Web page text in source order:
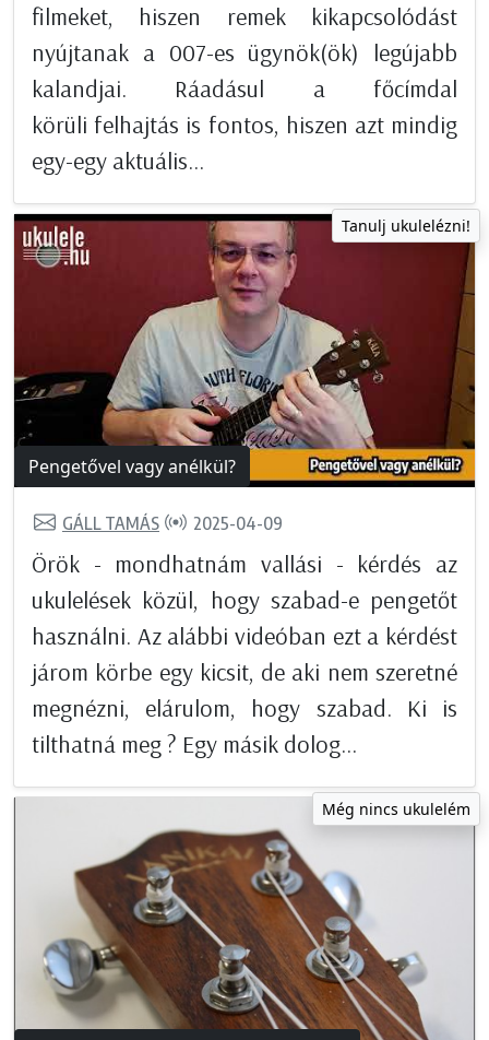
filmeket, hiszen remek kikapcsolódást
nyújtanak a 007-es ügynök(ök) legújabb
kalandjai. Ráadásul a főcímdal
körüli felhajtás is fontos, hiszen azt mindig
egy-egy aktuális...
Tanulj ukulelézni!
Pengetővel vagy anélkül?
GÁLL TAMÁS 2025-04-09
Örök - mondhatnám vallási - kérdés az
ukulelések közül, hogy szabad-e pengetőt
használni. Az alábbi videóban ezt a kérdést
járom körbe egy kicsit, de aki nem szeretné
megnézni, elárulom, hogy szabad. Ki is
tilthatná meg ? Egy másik dolog...
Még nincs ukulelém